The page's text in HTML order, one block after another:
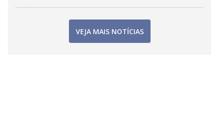
VEJA MAIS NOTÍCIAS